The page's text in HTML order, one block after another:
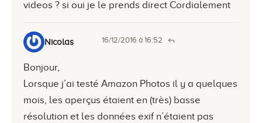
videos ? si oui je le prends direct Cordialement
Nicolas 16/12/2016 à 16:52
Bonjour,
Lorsque j’ai testé Amazon Photos il y a quelques
mois, les aperçus étaient en (très) basse
résolution et les données exif n’étaient pas